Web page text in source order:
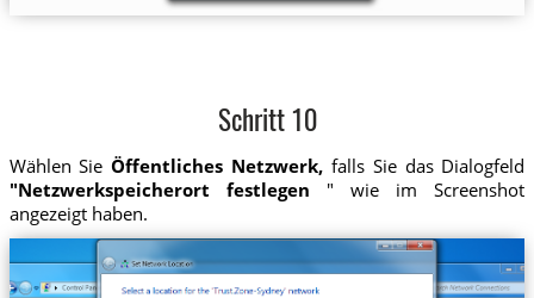
Schritt 10
Wählen SieÖffentliches Netzwerk, falls Sie das Dialogfeld
"Netzwerkspeicherort festlegen " wie im Screenshot
angezeigt haben.